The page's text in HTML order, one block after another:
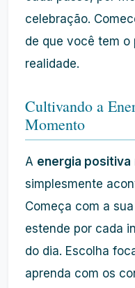
celebração.
de que você tem o
realidade.
Cultivando a
Momento
A energia positiva
simplesmente
Começa com a
estende por cada
do dia. Escolha
aprenda com os